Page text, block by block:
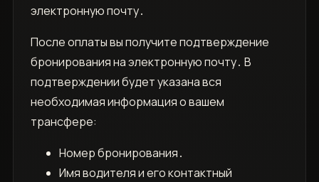
электронную почту․
После оплаты вы получите подтверждение
бронирования на электронную почту․ В
подтверждении будет указана вся
необходимая информация о вашем
трансфере:
Номер бронирования․
Имя водителя и его контактный